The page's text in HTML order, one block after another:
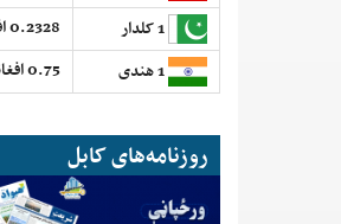
0.2328 افغانی
0.75 افغانی
روزنامه‌های کابل